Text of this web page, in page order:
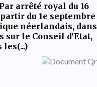
arrêté royal du 16
du 1e septembre
néerlandais, dans
sur le Conseil d'Etat,